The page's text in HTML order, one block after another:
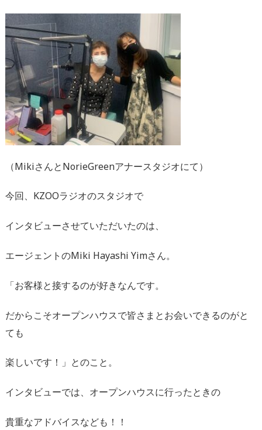
（MikiさんとNorieGreenアナースタジオにて）
今回、KZOOラジオのスタジオで
インタビューさせていただいたのは、
エージェントのMiki Hayashi Yimさん。
「お客様と接するのが好きなんです。
だからこそオープンハウスで皆さまとお会いできるのがと
ても
楽しいです！」とのこと。
インタビューでは、オープンハウスに行ったときの
貴重なアドバイスなども！！